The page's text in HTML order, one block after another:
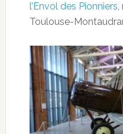
l’Envol des Pionniers,
Toulouse-